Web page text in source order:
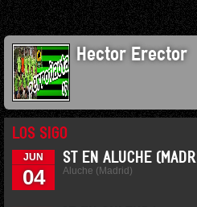
Hector Erector
LOS SIGO
JUN
04
ST EN ALUCHE
Aluche (Madrid)